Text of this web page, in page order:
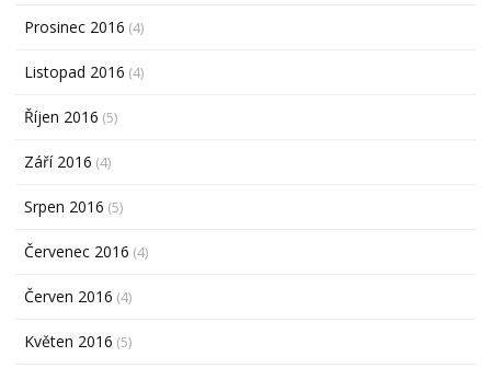
Prosinec 2016 (4)
Listopad 2016 (4)
Říjen 2016 (5)
Září 2016 (4)
Srpen 2016 (5)
Červenec 2016 (4)
Červen 2016 (4)
Květen 2016 (5)